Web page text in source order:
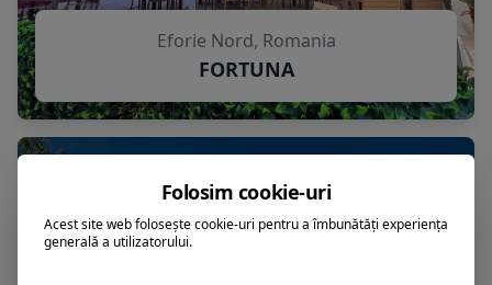
Eforie Nord, Romania
FORTUNA
Folosim cookie-uri
Acest site web folosește cookie-uri pentru a îmbunătăți experiența
generală a utilizatorului.